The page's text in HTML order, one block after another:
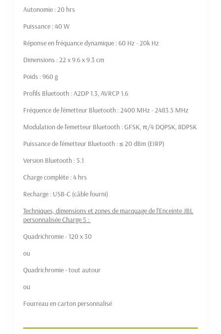
Autonomie : 20 hrs
Puissance : 40 W
Réponse en fréquance dynamique : 60 Hz - 20k Hz
Dimensions : 22 x 9.6 x 9.3 cm
Poids : 960 g
Profils Bluetooth : A2DP 1.3, AVRCP 1.6
Fréquence de l'émetteur Bluetooth : 2400 MHz - 2483.5 MHz
Modulation de l'emetteur Bluetooth : GFSK, π/4 DQPSK, 8DPSK
Puissance de l'émetteur Bluetooth : ≤ 20 dBm (EIRP)
Version Bluetooth : 5.1
Charge complète : 4 hrs
Recharge : USB-C (câble fourni)
Techniques, dimensions et zones de marquage de l'Enceinte JBL
personnalisée Charge 5 :
Quadrichromie - 120 x 30
ou
Quadrichromie - tout autour
ou
Fourreau en carton personnalisé